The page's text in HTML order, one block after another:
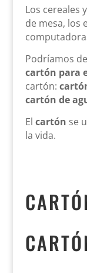
Los cereales
de mesa, los
Podríamos
cartón para
cartón:
cartón de
El cartón se
la vida.